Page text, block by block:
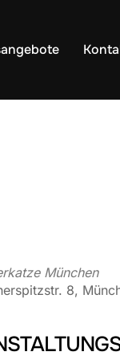
München
8,